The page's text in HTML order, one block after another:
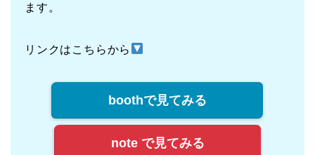
ます。
リンクはこちらから
boothで見てみる
note で見てみる